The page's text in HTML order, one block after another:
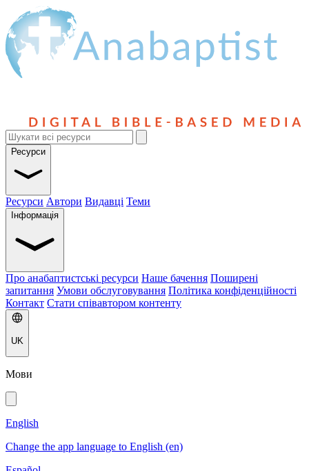
Ресурси
Ресурси Автори Видавці Теми
Інформація
Про анабаптистські ресурси Наше бачення Поширені
запитання Умови обслуговування Політика конфіденційності
Контакт Стати співавтором контенту
UK
Мови
English
Change the app language to English (en)